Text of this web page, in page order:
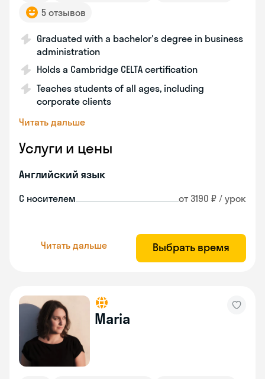
5 отзывов
Graduated with a bachelor's degree in business
administration
Holds a Cambridge CELTA certification
Teaches students of all ages, including
corporate clients
Читать дальше
Услуги и цены
Английский язык
С носителем от 3190 ₽ / урок
Читать дальше Выбрать время
Maria